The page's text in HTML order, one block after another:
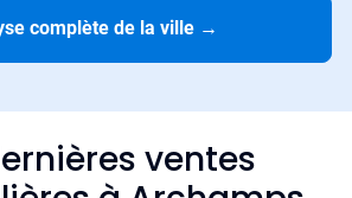
complète de la ville →
ventes